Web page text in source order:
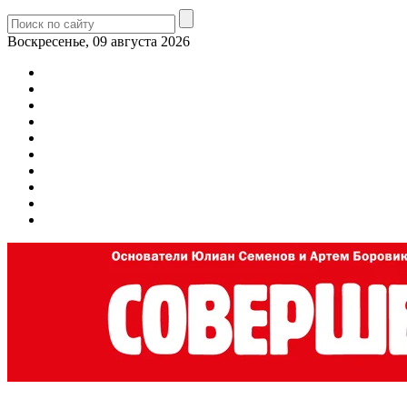
Воскресенье, 09 августа 2026